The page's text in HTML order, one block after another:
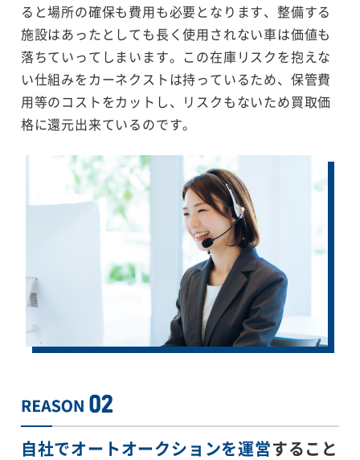
ると場所の確保も費用も必要となります、整備する
施設はあったとしても長く使用されない車は価値も
落ちていってしまいます。この在庫リスクを抱えな
い仕組みをカーネクストは持っているため、保管費
用等のコストをカットし、リスクもないため買取価
格に還元出来ているのです。
自社でオートオークションを運営すること